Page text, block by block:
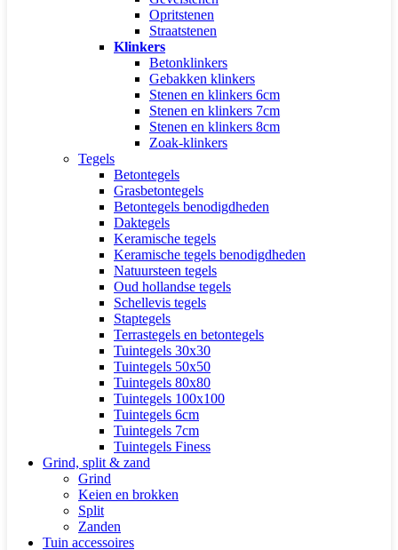
Opritstenen
Straatstenen
Klinkers
Betonklinkers
Gebakken klinkers
Stenen en klinkers 6cm
Stenen en klinkers 7cm
Stenen en klinkers 8cm
Zoak-klinkers
Tegels
Betontegels
Grasbetontegels
Betontegels benodigdheden
Daktegels
Keramische tegels
Keramische tegels benodigdheden
Natuursteen tegels
Oud hollandse tegels
Schellevis tegels
Staptegels
Terrastegels en betontegels
Tuintegels 30x30
Tuintegels 50x50
Tuintegels 80x80
Tuintegels 100x100
Tuintegels 6cm
Tuintegels 7cm
Tuintegels Finess
Grind, split & zand
Grind
Keien en brokken
Split
Zanden
Tuin accessoires